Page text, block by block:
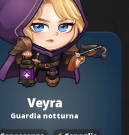
Veyra
Guardia notturna